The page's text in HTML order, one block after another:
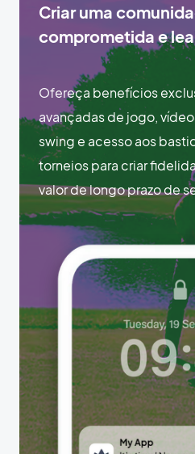
Criar uma
comprometida e
Ofereça benefícios
avançadas de jogo,
swing e acesso aos
torneios para criar
valor de longo prazo de